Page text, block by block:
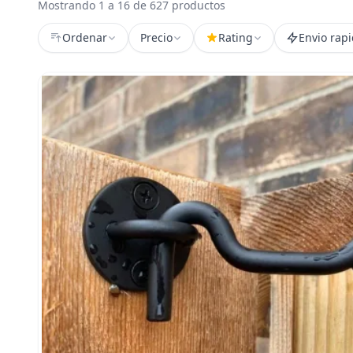
Mostrando 1 a 16 de 627 productos
Ordenar Precio Rating Envio